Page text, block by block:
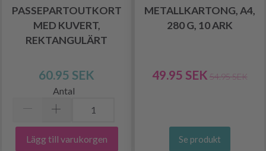
PASSEPARTOUTKORT
MED KUVERT,
REKTANGULÄRT
60.95 SEK
Antal
Lägg till varukorgen
METALLKARTONG, A4,
280 G, 10 ARK
49.95 SEK 54.95 SEK
Se produkt